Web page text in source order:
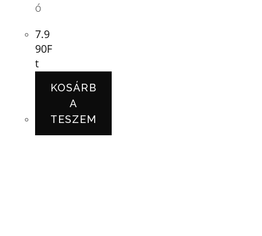
ó
7.9
90F
t
KOSÁRB
A
TESZEM